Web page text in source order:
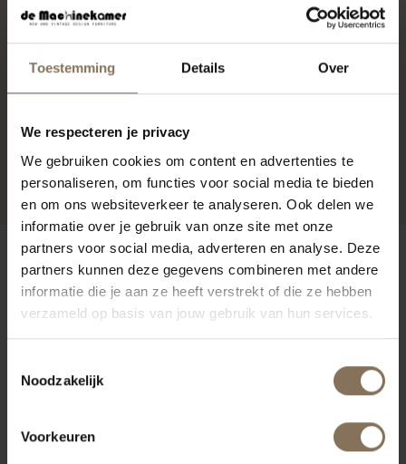
Toestemming Details Over
We respecteren je privacy
We gebruiken cookies om content en advertenties te
personaliseren, om functies voor social media te bieden
en om ons websiteverkeer te analyseren. Ook delen we
informatie over je gebruik van onze site met onze
partners voor social media, adverteren en analyse. Deze
partners kunnen deze gegevens combineren met andere
informatie die je aan ze heeft verstrekt of die ze hebben
verzameld op basis van jouw gebruik van hun services.
Noodzakelijk
Voorkeuren
STOFSTAAL BREMA 01 |
VANAF € 0,99
ONZE MERKEN